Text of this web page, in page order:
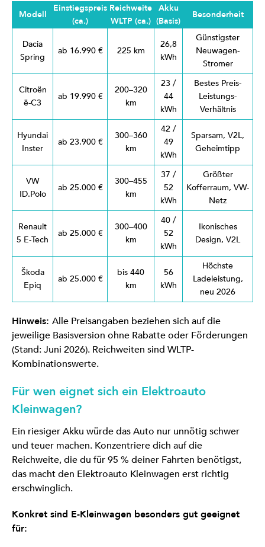
Modell
Einstiegspreis
(ca.)
Reichweite
WLTP (ca.)
Akku
(Basis)
Besonderheit
Dacia
Spring
ab 16.990 € 225 km
26,8
kWh
Günstigster
Neuwagen-
Stromer
Citroën
ë-C3
ab 19.990 €
200–320
km
23 /
44
kWh
Bestes Preis-
Leistungs-
Verhältnis
Hyundai
Inster
ab 23.900 €
300–360
km
42 /
49
kWh
Sparsam, V2L,
Geheimtipp
VW
ID.Polo
ab 25.000 €
300–455
km
37 /
52
kWh
Größter
Kofferraum, VW-
Netz
Renault
5 E-Tech
ab 25.000 €
300–400
km
40 /
52
kWh
Ikonisches
Design, V2L
Škoda
Epiq
ab 25.000 €
bis 440
km
56
kWh
Höchste
Ladeleistung,
neu 2026
Hinweis: Alle Preisangaben beziehen sich auf die
jeweilige Basisversion ohne Rabatte oder Förderungen
(Stand: Juni 2026). Reichweiten sind WLTP-
Kombinationswerte.
Für wen eignet sich ein Elektroauto
Kleinwagen?
Ein riesiger Akku würde das Auto nur unnötig schwer
und teuer machen. Konzentriere dich auf die
Reichweite, die du für 95 % deiner Fahrten benötigst,
das macht den Elektroauto Kleinwagen erst richtig
erschwinglich.
Konkret sind E-Kleinwagen besonders gut geeignet
für: